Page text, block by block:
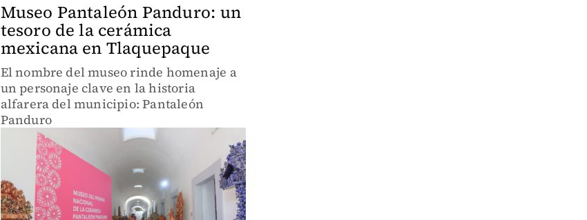
Museo Pantaleón Panduro: un
tesoro de la cerámica
mexicana en Tlaquepaque
El nombre del museo rinde homenaje a
un personaje clave en la historia
alfarera del municipio: Pantaleón
Panduro